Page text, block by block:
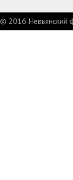
© 2016 Невьянский